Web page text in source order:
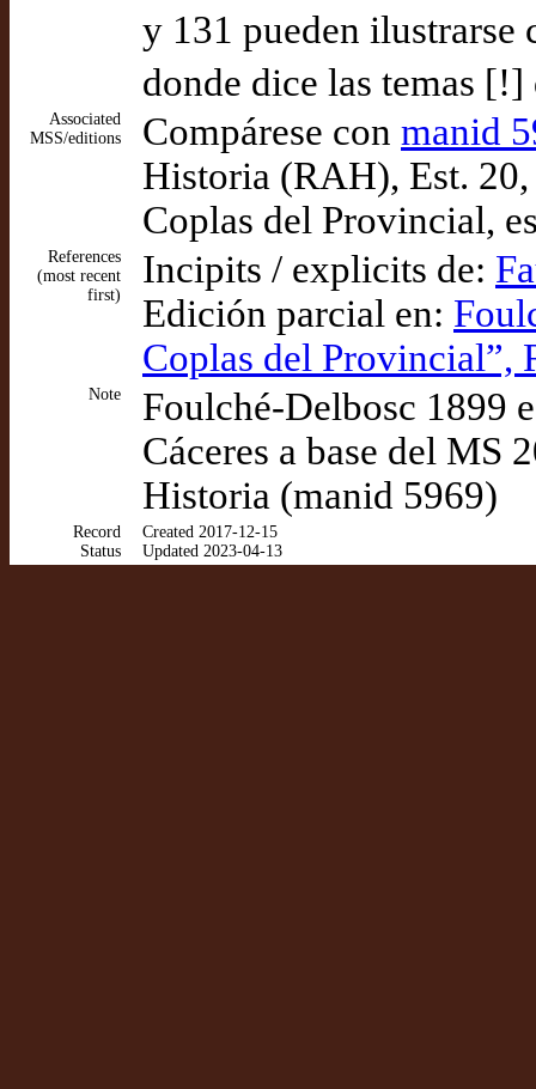
y 131 pueden ilustrarse
donde dice las temas
Associated
MSS/editions
Compárese con manid
Historia (RAH), Est.
Coplas del Provincial,
References
(most recent
first)
Incipits / explicits de:
Edición parcial en:
Coplas del Provincial”,
Note
Foulché-Delbosc 1899
Cáceres a base del MS
Historia (manid 5969)
Record
Status
Created 2017-12-15
Updated 2023-04-13